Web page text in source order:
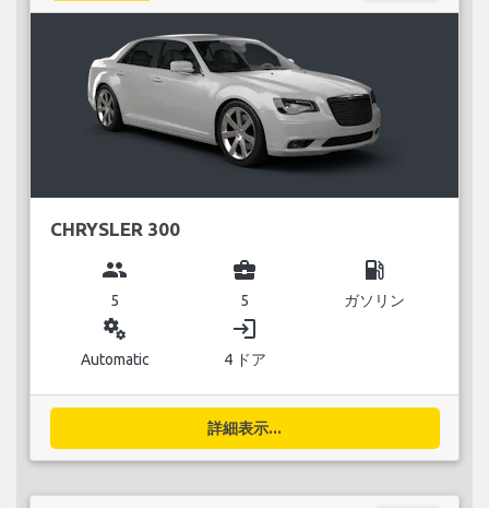
CHRYSLER 300
group
5
business_center
5
local_gas_station
ガソリン
miscellaneous_services
Automatic
login
4 ドア
詳細表示...